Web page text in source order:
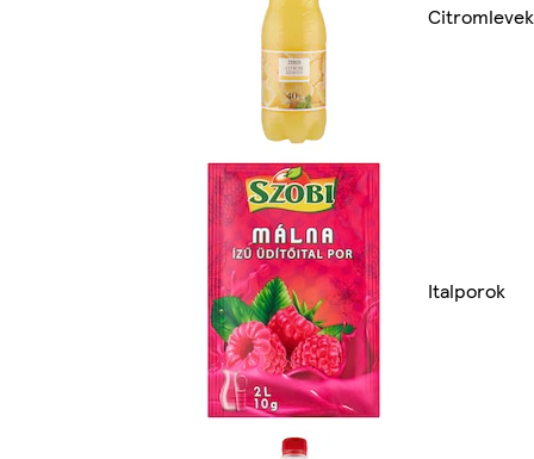
Citromlevek
Italporok